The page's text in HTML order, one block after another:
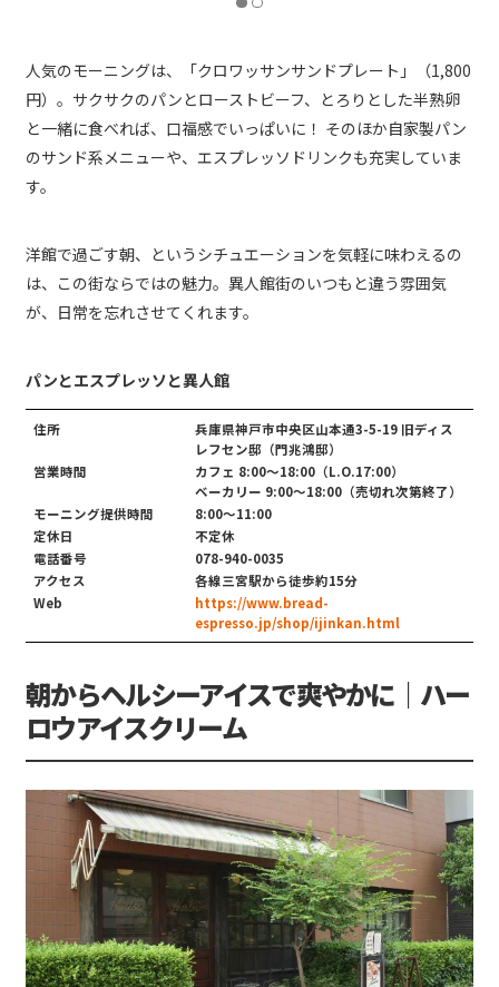
人気のモーニングは、「クロワッサンサンドプレート」（1,800
円）。サクサクのパンとローストビーフ、とろりとした半熟卵
と一緒に食べれば、口福感でいっぱいに！ そのほか自家製パン
のサンド系メニューや、エスプレッソドリンクも充実していま
す。
洋館で過ごす朝、というシチュエーションを気軽に味わえるの
は、この街ならではの魅力。異人館街のいつもと違う雰囲気
が、日常を忘れさせてくれます。
パンとエスプレッソと異人館
住所
兵庫県神戸市中央区山本通3-5-19 旧ディス
レフセン邸（門兆鴻邸）
営業時間
カフェ 8:00～18:00（L.O.17:00）
ベーカリー 9:00～18:00（売切れ次第終了）
モーニング提供時間
8:00〜11:00
定休日
不定休
電話番号
078-940-0035
アクセス
各線三宮駅から徒歩約15分
Web
https://www.bread-
espresso.jp/shop/ijinkan.html
朝からヘルシーアイスで爽やかに｜ハー
ロウアイスクリーム